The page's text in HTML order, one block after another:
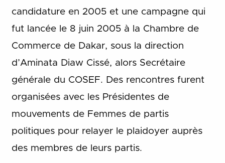
candidature en 2005 et une campagne qui
fut lancée le 8 juin 2005 à la Chambre de
Commerce de Dakar, sous la direction
d’Aminata Diaw Cissé, alors Secrétaire
générale du COSEF. Des rencontres furent
organisées avec les Présidentes de
mouvements de Femmes de partis
politiques pour relayer le plaidoyer auprès
des membres de leurs partis.